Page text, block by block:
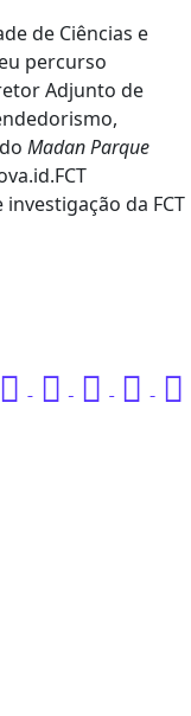
de Ciências e
percurso
Adjunto de
Madan Parque
da FCT